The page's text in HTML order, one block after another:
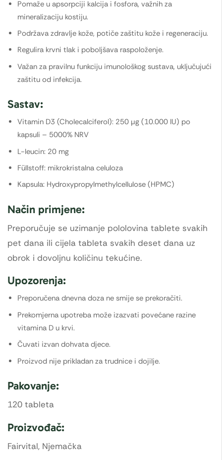
Pomaže u apsorpciji kalcija i fosfora, važnih za
mineralizaciju kostiju.
Podržava zdravlje kože, potiče zaštitu kože i regeneraciju.
Regulira krvni tlak i poboljšava raspoloženje.
Važan za pravilnu funkciju imunološkog sustava, uključujući
zaštitu od infekcija.
Sastav:
Vitamin D3 (Cholecalciferol): 250 µg (10.000 IU) po
kapsuli – 5000% NRV
L-leucin: 20 mg
Füllstoff: mikrokristalna celuloza
Kapsula: Hydroxypropylmethylcellulose (HPMC)
Način primjene:
Preporučuje se uzimanje pololovina tablete svakih
pet dana ili cijela tableta svakih deset dana uz
obrok i dovoljnu količinu tekućine.
Upozorenja:
Preporučena dnevna doza ne smije se prekoračiti.
Prekomjerna upotreba može izazvati povećane razine
vitamina D u krvi.
Čuvati izvan dohvata djece.
Proizvod nije prikladan za trudnice i dojilje.
Pakovanje:
120 tableta
Proizvođač:
Fairvital, Njemačka